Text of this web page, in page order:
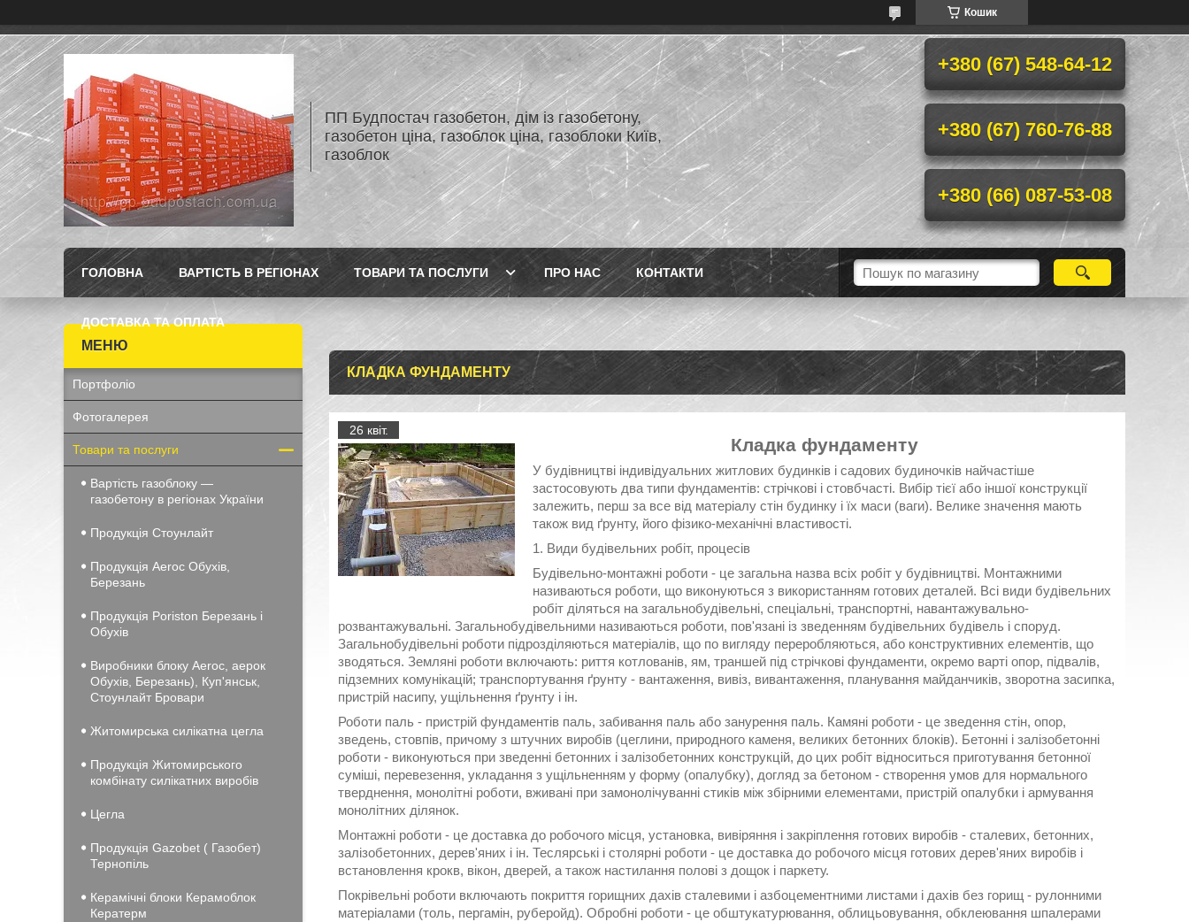
Кошик
ПП Будпостач газобетон, дім із газобетону,
газобетон ціна, газоблок ціна, газоблоки Київ,
газоблок
+380 (67) 548-64-12
+380 (67) 760-76-88
+380 (66) 087-53-08
ГОЛОВНА ВАРТІСТЬ В РЕГІОНАХ ТОВАРИ ТА ПОСЛУГИ ПРО НАС КОНТАКТИ
ДОСТАВКА ТА ОПЛАТА
КЛАДКА ФУНДАМЕНТУ
26 квіт.
Кладка фундаменту
У будівництві індивідуальних житлових будинків і садових будиночків найчастіше
застосовують два типи фундаментів: стрічкові і стовбчасті. Вибір тієї або іншої конструкції
залежить, перш за все від матеріалу стін будинку і їх маси (ваги). Велике значення мають
також вид ґрунту, його фізико-механічні властивості.
1. Види будівельних робіт, процесів
Будівельно-монтажні роботи - це загальна назва всіх робіт у будівництві. Монтажними
називаються роботи, що виконуються з використанням готових деталей. Всі види будівельних
робіт діляться на загальнобудівельні, спеціальні, транспортні, навантажувально-
розвантажувальні. Загальнобудівельними називаються роботи, пов'язані із зведенням будівельних будівель і споруд.
Загальнобудівельні роботи підрозділяються матеріалів, що по вигляду переробляються, або конструктивних елементів, що
зводяться. Земляні роботи включають: риття котлованів, ям, траншей під стрічкові фундаменти, окремо варті опор, підвалів,
підземних комунікацій; транспортування ґрунту - вантаження, вивіз, вивантаження, планування майданчиків, зворотна засипка,
пристрій насипу, ущільнення ґрунту і ін.
Роботи паль - пристрій фундаментів паль, забивання паль або занурення паль. Камяні роботи - це зведення стін, опор,
зведень, стовпів, причому з штучних виробів (цеглини, природного каменя, великих бетонних блоків). Бетонні і залізобетонні
роботи - виконуються при зведенні бетонних і залізобетонних конструкцій, до цих робіт відноситься приготування бетонної
суміші, перевезення, укладання з ущільненням у форму (опалубку), догляд за бетоном - створення умов для нормального
тверднення, монолітні роботи, вживані при замонолічуванні стиків між збірними елементами, пристрій опалубки і армування
монолітних ділянок.
Монтажні роботи - це доставка до робочого місця, установка, вивіряння і закріплення готових виробів - сталевих, бетонних,
залізобетонних, дерев'яних і ін. Теслярські і столярні роботи - це доставка до робочого місця готових дерев'яних виробів і
встановлення крокв, вікон, дверей, а також настилання полові з дощок і паркету.
Покрівельні роботи включають покриття горищних дахів сталевими і азбоцементними листами і дахів без горищ - рулонними
матеріалами (толь, пергамін, руберойд). Обробні роботи - це обштукатурювання, облицьовування, обклеювання шпалерами
Портфоліо
Фотогалерея
Товари та послуги
Вартість газоблоку —
газобетону в регіонах України
Продукція Стоунлайт
Продукція Aeroc Обухів,
Березань
Продукція Poriston Березань і
Обухів
Виробники блоку Aeroc, аерок
Обухів, Березань), Куп'янськ,
Стоунлайт Бровари
Житомирська силікатна цегла
Продукція Житомирського
комбінату силікатних виробів
Цегла
Продукція Gazobet ( Газобет)
Тернопіль
Керамічні блоки Керамоблок
Кератерм